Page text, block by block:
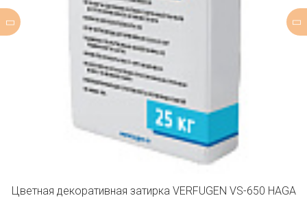
Цветная декоративная затирка VERFUGEN VS-650 HAGA